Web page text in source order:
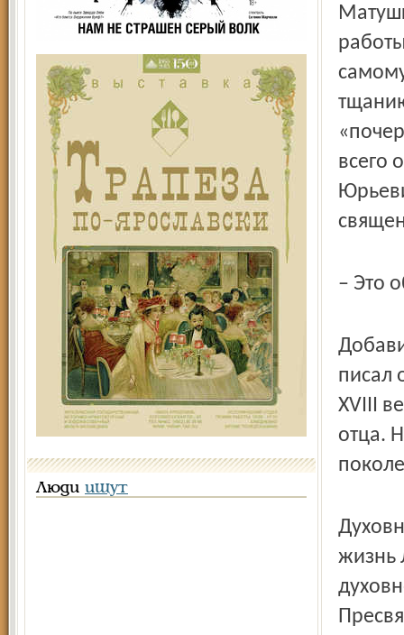
Люди ищут
всего
– Это
писал
XVIII
отца.
жизнь